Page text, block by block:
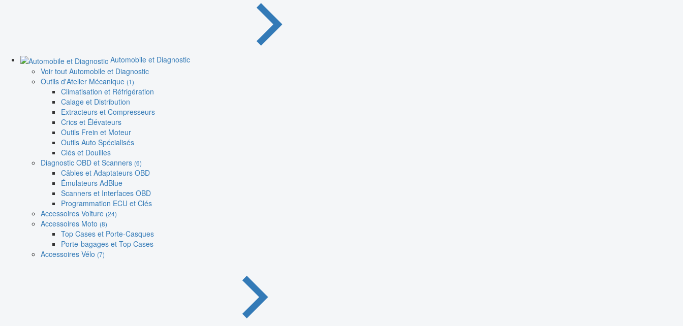
Automobile et Diagnostic
Voir tout Automobile et Diagnostic
Outils d'Atelier Mécanique (1)
Climatisation et Réfrigération
Calage et Distribution
Extracteurs et Compresseurs
Crics et Élévateurs
Outils Frein et Moteur
Outils Auto Spécialisés
Clés et Douilles
Diagnostic OBD et Scanners (6)
Câbles et Adaptateurs OBD
Émulateurs AdBlue
Scanners et Interfaces OBD
Programmation ECU et Clés
Accessoires Voiture (24)
Accessoires Moto (8)
Top Cases et Porte-Casques
Porte-bagages et Top Cases
Accessoires Vélo (7)